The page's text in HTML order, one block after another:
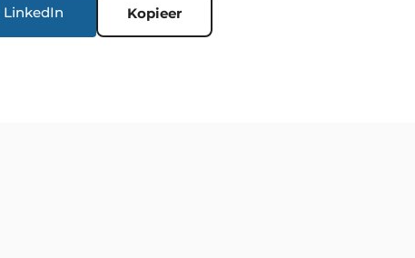
LinkedIn Kopieer